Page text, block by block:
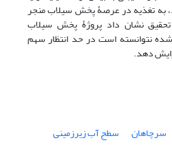
به تغذیه در عرصۀ پخش سیلاب منجر
نشان داد پروژۀ پخش سیلاب
نتوانسته است در حد انتظار سهم
دهد.
سرچاهان سطح آب زیرزمینی